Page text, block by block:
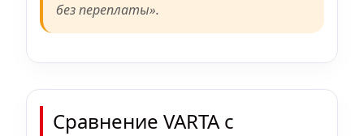
без переплаты».
Сравнение VARTA с